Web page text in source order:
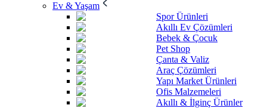
Ev & Yaşam
Spor Ürünleri
Akıllı Ev Çözümleri
Bebek & Çocuk
Pet Shop
Çanta & Valiz
Araç Çözümleri
Yapı Market Ürünleri
Ofis Malzemeleri
Akıllı & İlginç Ürünler